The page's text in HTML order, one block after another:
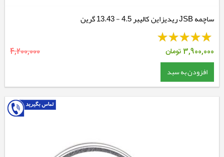
ساچمه JSB ریدیزاین کالیبر 4.5 - 13.43 گرین
3,900,000تومان 4,200,000
افزودن به سبد